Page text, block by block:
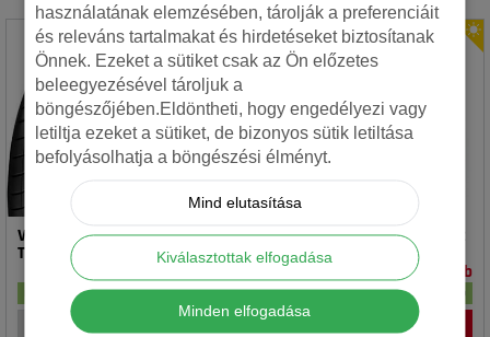
Vredestein 195/65R15 91T T-
TRAC 2 DOT23
17 db
Rotalla 195/65R15 91V RH02
14 990 Ft/ db
raktáron
használatának elemzésében, tárolják a preferenciáit
és releváns tartalmakat és hirdetéseket biztosítanak
Önnek. Ezeket a sütiket csak az Ön előzetes
beleegyezésével tároljuk a
böngészőjében.Eldöntheti, hogy engedélyezi vagy
letiltja ezeket a sütiket, de bizonyos sütik letiltása
befolyásolhatja a böngészési élményt.
Mind elutasítása
Kiválasztottak elfogadása
Minden elfogadása